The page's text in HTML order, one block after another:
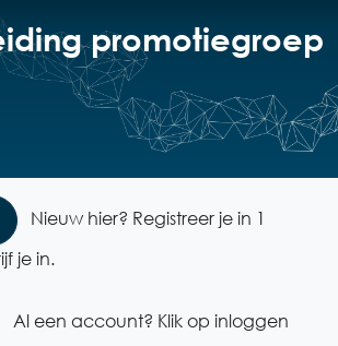
promotiegroep
Nieuw hier? Registreer je in 1
je in.
Al een account? Klik op inloggen